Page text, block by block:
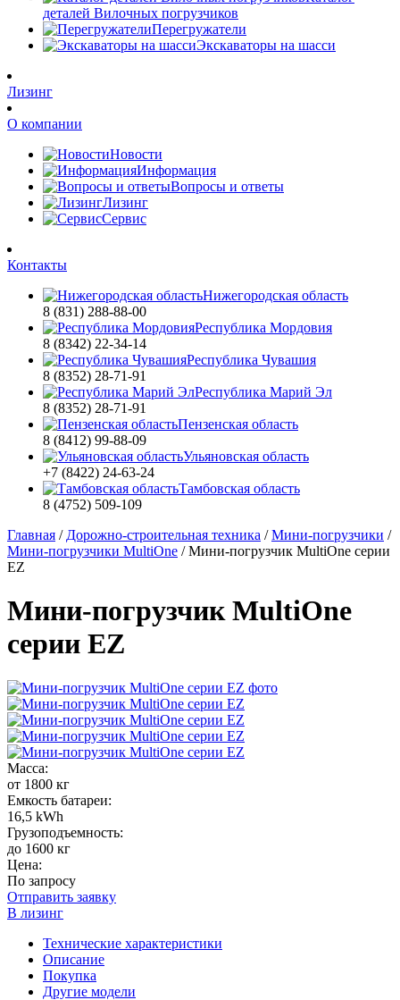
деталей Вилочных погрузчиков
Перегружатели
Экскаваторы на шасси
Лизинг
О компании
Новости
Информация
Вопросы и ответы
Лизинг
Сервис
Контакты
Нижегородская область
8 (831) 288-88-00
Республика Мордовия
8 (8342) 22-34-14
Республика Чувашия
8 (8352) 28-71-91
Республика Марий Эл
8 (8352) 28-71-91
Пензенская область
8 (8412) 99-88-09
Ульяновская область
+7 (8422) 24-63-24
Тамбовская область
8 (4752) 509-109
Главная / Дорожно-строительная техника /Мини-погрузчики /
Мини-погрузчики MultiOne /Мини-погрузчик MultiОne серии
EZ
Мини-погрузчик MultiОne
серии EZ
Масса:
от 1800 кг
Емкость батареи:
16,5 kWh
Грузоподъемность:
до 1600 кг
Цена:
По запросу
Отправить заявку
В лизинг
Технические характеристики
Описание
Покупка
Другие модели